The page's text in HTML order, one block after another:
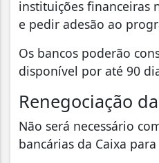
instituições financeiras
e pedir adesão ao
Os bancos poderão
disponível por até 90
Renegociação
Não será necessário
bancárias da Caixa